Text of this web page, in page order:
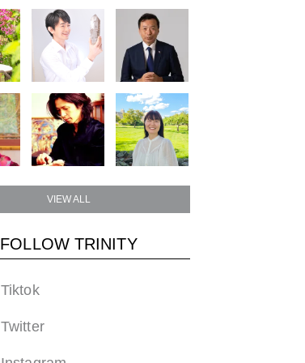
VIEW ALL
FOLLOW TRINITY
Tiktok
Twitter